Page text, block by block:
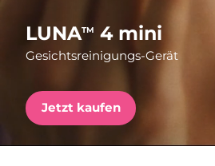
LUNATM 4 mini
Gesichtsreinigungs-Gerät
Jetzt kaufen
Rot-Lichttherapie
Frankreich
Deutschland